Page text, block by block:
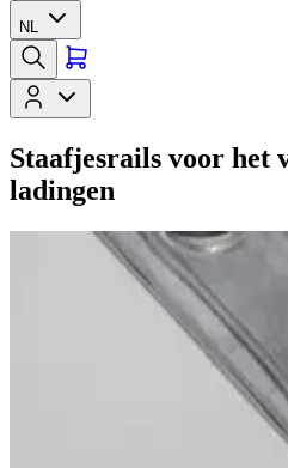
NL
Staafjesrails voor het
ladingen